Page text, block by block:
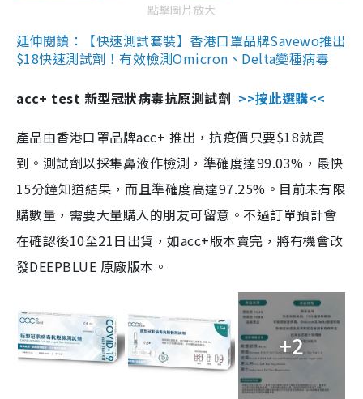
點擊圖片放大
延伸閱讀：【快速測試套裝】香港口罩品牌Savewo推出
$18快速測試劑！有效檢測Omicron、Delta變種病毒
acc+ test 新型冠狀病毒抗原測試劑 >>按此選購<<
產品由香港口罩品牌acc+ 推出，抗疫價只要$18就買
到。測試劑以採集鼻液作檢測，準確度達99.03%，最快
15分鐘知道結果，而且準確度高達97.25%。目前未有限
購數量，需要大量購入的朋友可留意。不過訂單預計會
在確認後10至21日出貨，如acc+版本賣完，將有機會改
發DEEPBLUE 原廠版本。
+2